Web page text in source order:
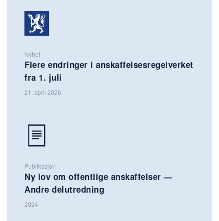
Nyhet
Flere endringer i anskaffelsesregelverket
fra 1. juli
21. april 2026
Publikasjon
Ny lov om offentlige anskaffelser —
Andre delutredning
2024